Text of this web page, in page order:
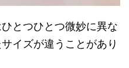
とつひとつ微妙に異な
イズが違うことがあり